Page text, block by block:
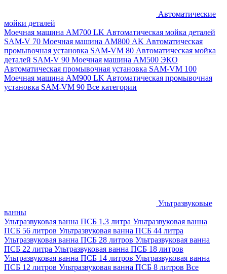
Автоматические
мойки деталей
Моечная машина AM700 LK Автоматическая мойка деталей
SAM-V 70 Моечная машина АМ800 AK Автоматическая
промывочная установка SAM-VM 80 Автоматическая мойка
деталей SAM-V 90 Моечная машина АМ500 ЭКО
Автоматическая промывочная установка SAM-VM 100
Моечная машина AM900 LK Автоматическая промывочная
установка SAM-VM 90 Все категории
Ультразвуковые
ванны
Ультразвуковая ванна ПСБ 1,3 литра Ультразвуковая ванна
ПСБ 56 литров Ультразвуковая ванна ПСБ 44 литра
Ультразвуковая ванна ПСБ 28 литров Ультразвуковая ванна
ПСБ 22 литра Ультразвуковая ванна ПСБ 18 литров
Ультразвуковая ванна ПСБ 14 литров Ультразвуковая ванна
ПСБ 12 литров Ультразвуковая ванна ПСБ 8 литров Все